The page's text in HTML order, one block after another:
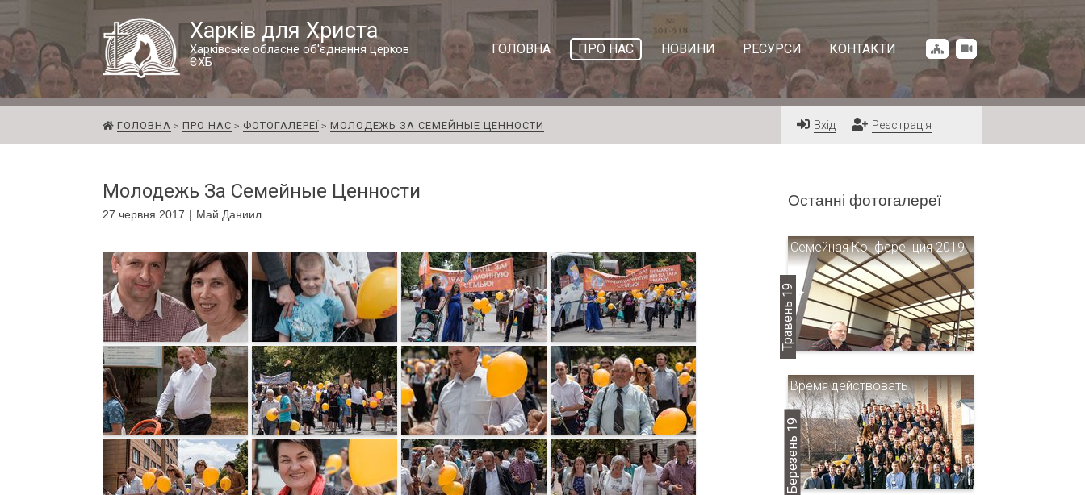
Харків для Христа
Харківське обласне об'єднання церков
ЄХБ
ГОЛОВНА ПРО НАС НОВИНИ РЕСУРСИ КОНТАКТИ
ГОЛОВНА ПРО НАС ФОТОГАЛЕРЕЇ МОЛОДЕЖЬ ЗА СЕМЕЙНЫЕ ЦЕННОСТИ Вхід Реєстрація
Молодежь За Семейные Ценности
27 червня 2017 Май Даниил
Останні фотогалереї
Травень 19
Семейная Конференция 2019
Березень 19
Время действовать